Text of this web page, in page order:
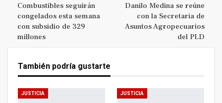
Combustibles seguirán
congelados esta semana
con subsidio de 329
millones
Danilo Medina se reúne
con la Secretaria de
Asuntos Agropecuarios
del PLD
También podría gustarte
JUSTICIA JUSTICIA